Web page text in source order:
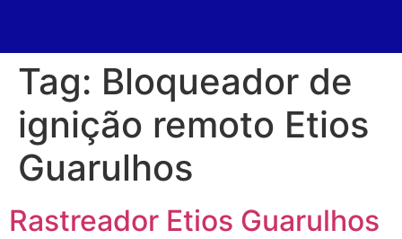
Tag: Bloqueador de
ignição remoto Etios
Guarulhos
Rastreador Etios Guarulhos